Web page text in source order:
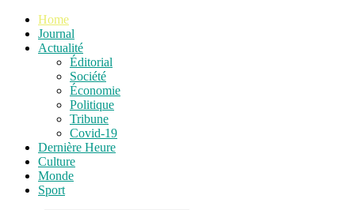
Home
Journal
Actualité
Éditorial
Société
Économie
Politique
Tribune
Covid-19
Dernière Heure
Culture
Monde
Sport